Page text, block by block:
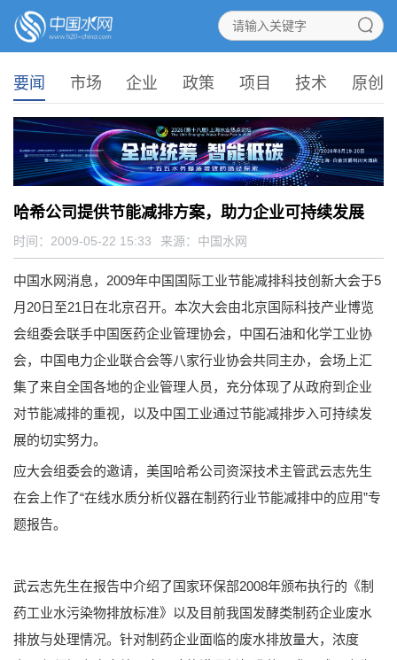
要闻 市场 企业 政策 项目 技术 原创
哈希公司提供节能减排方案，助力企业可持续发展
时间：2009-05-22 15:33 来源： 中国水网
中国水网消息，2009年中国国际工业节能减排科技创新大会于5
月20日至21日在北京召开。本次大会由北京国际科技产业博览
会组委会联手中国医药企业管理协会，中国石油和化学工业协
会，中国电力企业联合会等八家行业协会共同主办，会场上汇
集了来自全国各地的企业管理人员，充分体现了从政府到企业
对节能减排的重视，以及中国工业通过节能减排步入可持续发
展的切实努力。
应大会组委会的邀请，美国哈希公司资深技术主管武云志先生
在会上作了“在线水质分析仪器在制药行业节能减排中的应用”专
题报告。
武云志先生在报告中介绍了国家环保部2008年颁布执行的《制
药工业水污染物排放标准》以及目前我国发酵类制药企业废水
排放与处理情况。针对制药企业面临的废水排放量大，浓度